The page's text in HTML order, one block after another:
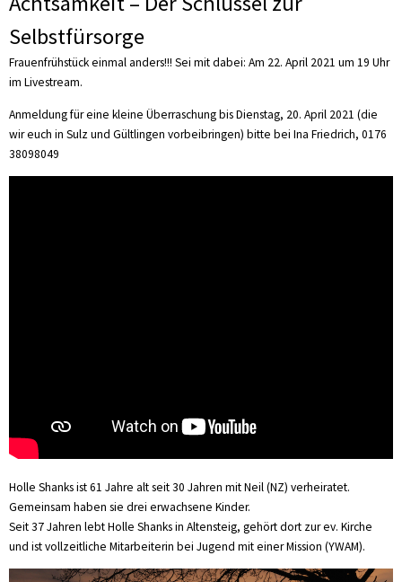
Selbstfürsorge
Frauenfrühstück einmal anders!!! Sei mit dabei: Am 22. April 2021 um 19 Uhr
im Livestream.
Anmeldung für eine kleine Überraschung bis Dienstag, 20. April 2021 (die
wir euch in Sulz und Gültlingen vorbeibringen) bitte bei Ina Friedrich, 0176
38098049
Holle Shanks ist 61 Jahre alt seit 30 Jahren mit Neil (NZ) verheiratet.
Gemeinsam haben sie drei erwachsene Kinder.
Seit 37 Jahren lebt Holle Shanks in Altensteig, gehört dort zur ev. Kirche
und ist vollzeitliche Mitarbeiterin bei Jugend mit einer Mission (YWAM).